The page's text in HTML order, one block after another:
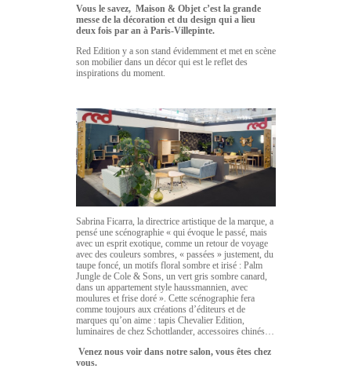
Vous le savez, Maison & Objet c’est la grande
messe de la décoration et du design qui a lieu
deux fois par an à Paris-Villepinte.
Red Edition y a son stand évidemment et met en scène
son mobilier dans un décor qui est le reflet des
inspirations du moment.
Sabrina Ficarra, la directrice artistique de la marque, a
pensé une scénographie « qui évoque le passé, mais
avec un esprit exotique, comme un retour de voyage
avec des couleurs sombres, « passées » justement, du
taupe foncé, un motifs floral sombre et irisé : Palm
Jungle de Cole & Sons, un vert gris sombre canard,
dans un appartement style haussmannien, avec
moulures et frise doré ». Cette scénographie fera
comme toujours aux créations d’éditeurs et de
marques qu’on aime : tapis Chevalier Edition,
luminaires de chez Schottlander, accessoires chinés…
Venez nous voir dans notre salon, vous êtes chez
vous.